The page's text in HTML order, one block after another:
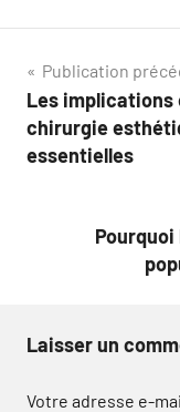
Navigation
de
l’article
Publication
Les
chirurgie
essentielles
Laisser un
Votre adresse e-